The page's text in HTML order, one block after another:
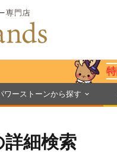
ワーストーンから探す
細検索